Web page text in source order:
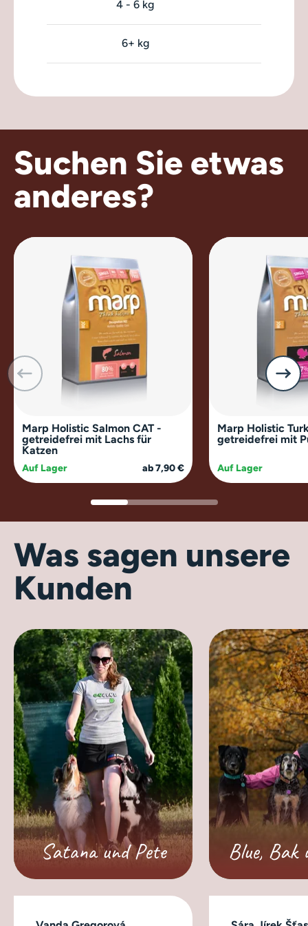
4 - 6 kg
6+ kg
Suchen Sie etwas
anderes?
Marp Holistic Salmon CAT -
getreidefrei mit Lachs für
Katzen
Auf Lager ab 7,90 €
Marp Holistic
getreidefrei mit
Auf Lager
Was sagen unsere
Kunden
Satana und Pete Blue, Bak